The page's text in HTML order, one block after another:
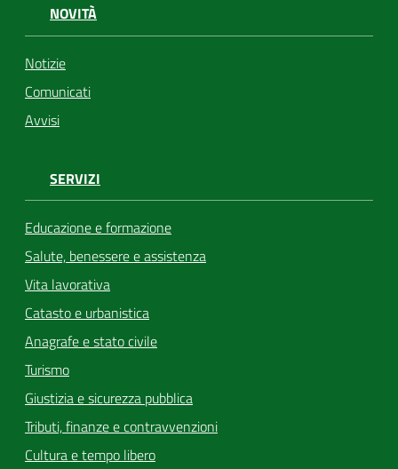
NOVITÀ
Notizie
Comunicati
Avvisi
SERVIZI
Educazione e formazione
Salute, benessere e assistenza
Vita lavorativa
Catasto e urbanistica
Anagrafe e stato civile
Turismo
Giustizia e sicurezza pubblica
Tributi, finanze e contravvenzioni
Cultura e tempo libero